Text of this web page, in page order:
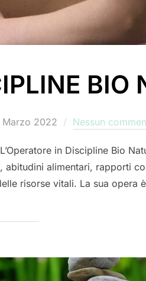
BIO
Marzo 2022 Nessun
in Discipline Bio
alimentari, rapporti
risorse vitali. La sua opera